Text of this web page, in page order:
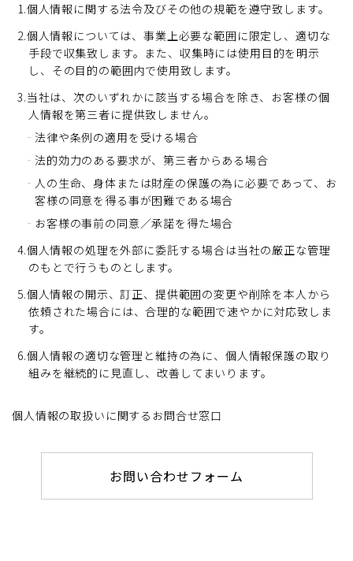
1.個人情報に関する法令及びその他の規範を遵守致します。
2.個人情報については、事業上必要な範囲に限定し、適切な
手段で収集致します。また、収集時には使用目的を明示
し、その目的の範囲内で使用致します。
3.当社は、次のいずれかに該当する場合を除き、お客様の個
人情報を第三者に提供致しません。
法律や条例の適用を受ける場合
法的効力のある要求が、第三者からある場合
人の生命、身体または財産の保護の為に必要であって、お
客様の同意を得る事が困難である場合
お客様の事前の同意／承諾を得た場合
4.個人情報の処理を外部に委託する場合は当社の厳正な管理
のもとで行うものとします。
5.個人情報の開示、訂正、提供範囲の変更や削除を本人から
依頼された場合には、合理的な範囲で速やかに対応致しま
す。
6.個人情報の適切な管理と維持の為に、個人情報保護の取り
組みを継続的に見直し、改善してまいります。
個人情報の取扱いに関するお問合せ窓口
お問い合わせフォーム